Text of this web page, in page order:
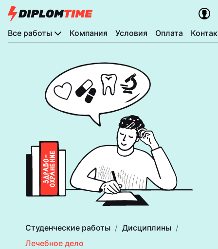
Все работы Компания Условия Оплата
Студенческие работы
Дисциплины
Лечебное дело